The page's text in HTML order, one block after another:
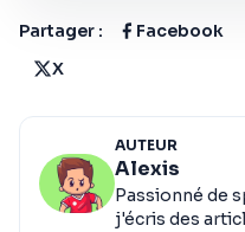
Partager : Facebook
X
AUTEUR
Alexis
Passionné de
j'écris des